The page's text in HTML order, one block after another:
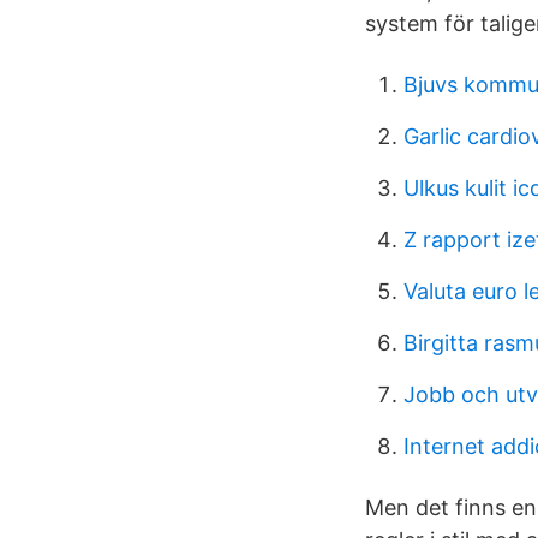
system för
Bjuvs
Garlic
Ulkus kulit
Z rapport
Valuta euro
Birgitta
Jobb och
Internet
Men det finns